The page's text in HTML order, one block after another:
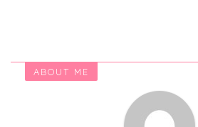
ABOUT ME